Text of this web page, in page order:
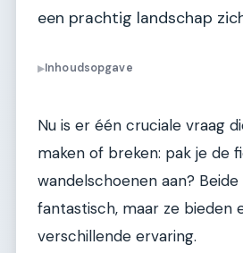
een prachtig landschap
▶Inhoudsopgave
Nu is er één cruciale vraag
maken of breken: pak je de
wandelschoenen aan?
fantastisch, maar ze bieden
verschillende ervaring.